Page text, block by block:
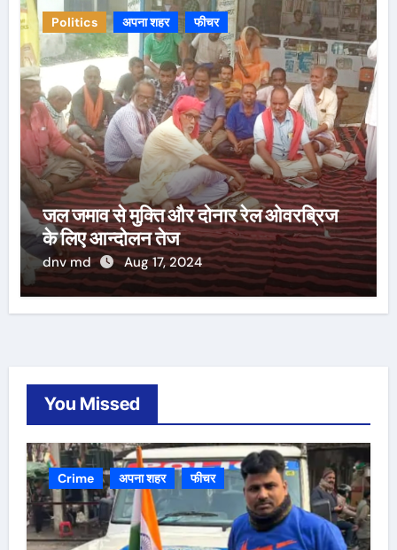
Politics अपना शहर फीचर
जल जमाव से मुक्ति और दोनार रेल ओवरब्रिज
के लिए आन्दोलन तेज
dnv md Aug 17, 2024
You Missed
Crime अपना शहर फीचर